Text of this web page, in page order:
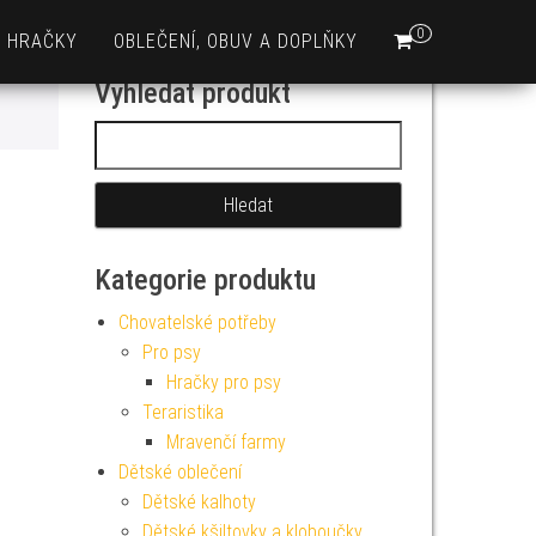
0
HRAČKY OBLEČENÍ, OBUV A DOPLŇKY
Vyhledat produkt
Kategorie produktu
Chovatelské potřeby
Pro psy
Hračky pro psy
Teraristika
Mravenčí farmy
Dětské oblečení
Dětské kalhoty